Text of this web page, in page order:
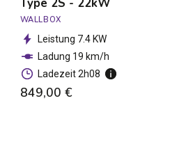
WALLBOX
Leistung 7.4 KW
Ladung 19 km/h
Ladezeit 2h08
849,00 €